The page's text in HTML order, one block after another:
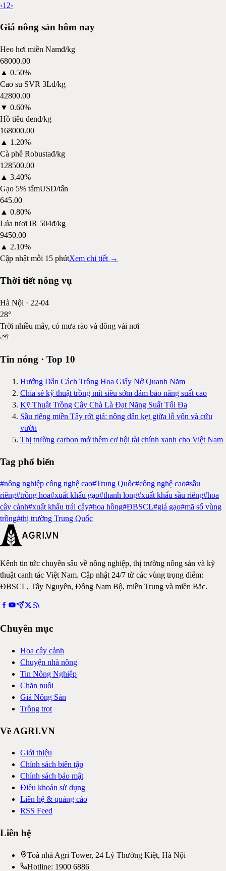
‹1 2›
Giá nông sản hôm nay
Heo hơi miền Namđ/kg
68000.00
▲ 0.50%
Cao su SVR 3Lđ/kg
42800.00
▼ 0.60%
Hồ tiêu đenđ/kg
168000.00
▲ 1.20%
Cà phê Robustađ/kg
128500.00
▲ 3.40%
Gạo 5% tấmUSD/tấn
645.00
▲ 0.80%
Lúa tươi IR 504đ/kg
9450.00
▲ 2.10%
Cập nhật mỗi 15 phútXem chi tiết →
Thời tiết nông vụ
Hà Nội · 22-04
28°
Trời nhiều mây, có mưa rào và dông vài nơi
⛅
Tin nóng · Top 10
Hướng Dẫn Cách Trồng Hoa Giấy Nở Quanh Năm
Chia sẻ kỹ thuật trồng mít siêu sớm đảm bảo năng suất cao
Kỹ Thuật Trồng Cây Chà Là Đạt Năng Suất Tối Đa
Sầu riêng miền Tây rớt giá: nông dân kẹt giữa lỗ vốn và cứu
vườn
Thị trường carbon mở thêm cơ hội tài chính xanh cho Việt Nam
Tag phổ biến
#nông nghiệp công nghệ cao#Trung Quốc#công nghệ cao#sầu
riêng#trồng hoa#xuất khẩu gạo#thanh long#xuất khẩu sầu riêng#hoa
cây cảnh#xuất khẩu trái cây#hoa hồng#ĐBSCL#giá gạo#mã số vùng
trồng#thị trường Trung Quốc
Kênh tin tức chuyên sâu về nông nghiệp, thị trường nông sản và kỹ
thuật canh tác Việt Nam. Cập nhật 24/7 từ các vùng trọng điểm:
ĐBSCL, Tây Nguyên, Đông Nam Bộ, miền Trung và miền Bắc.
Chuyên mục
Hoa cây cảnh
Chuyện nhà nông
Tin Nông Nghiệp
Chăn nuôi
Giá Nông Sản
Trồng trọt
Về AGRI.VN
Giới thiệu
Chính sách biên tập
Chính sách bảo mật
Điều khoản sử dụng
Liên hệ & quảng cáo
RSS Feed
Liên hệ
Toà nhà Agri Tower, 24 Lý Thường Kiệt, Hà Nội
Hotline: 1900 6886